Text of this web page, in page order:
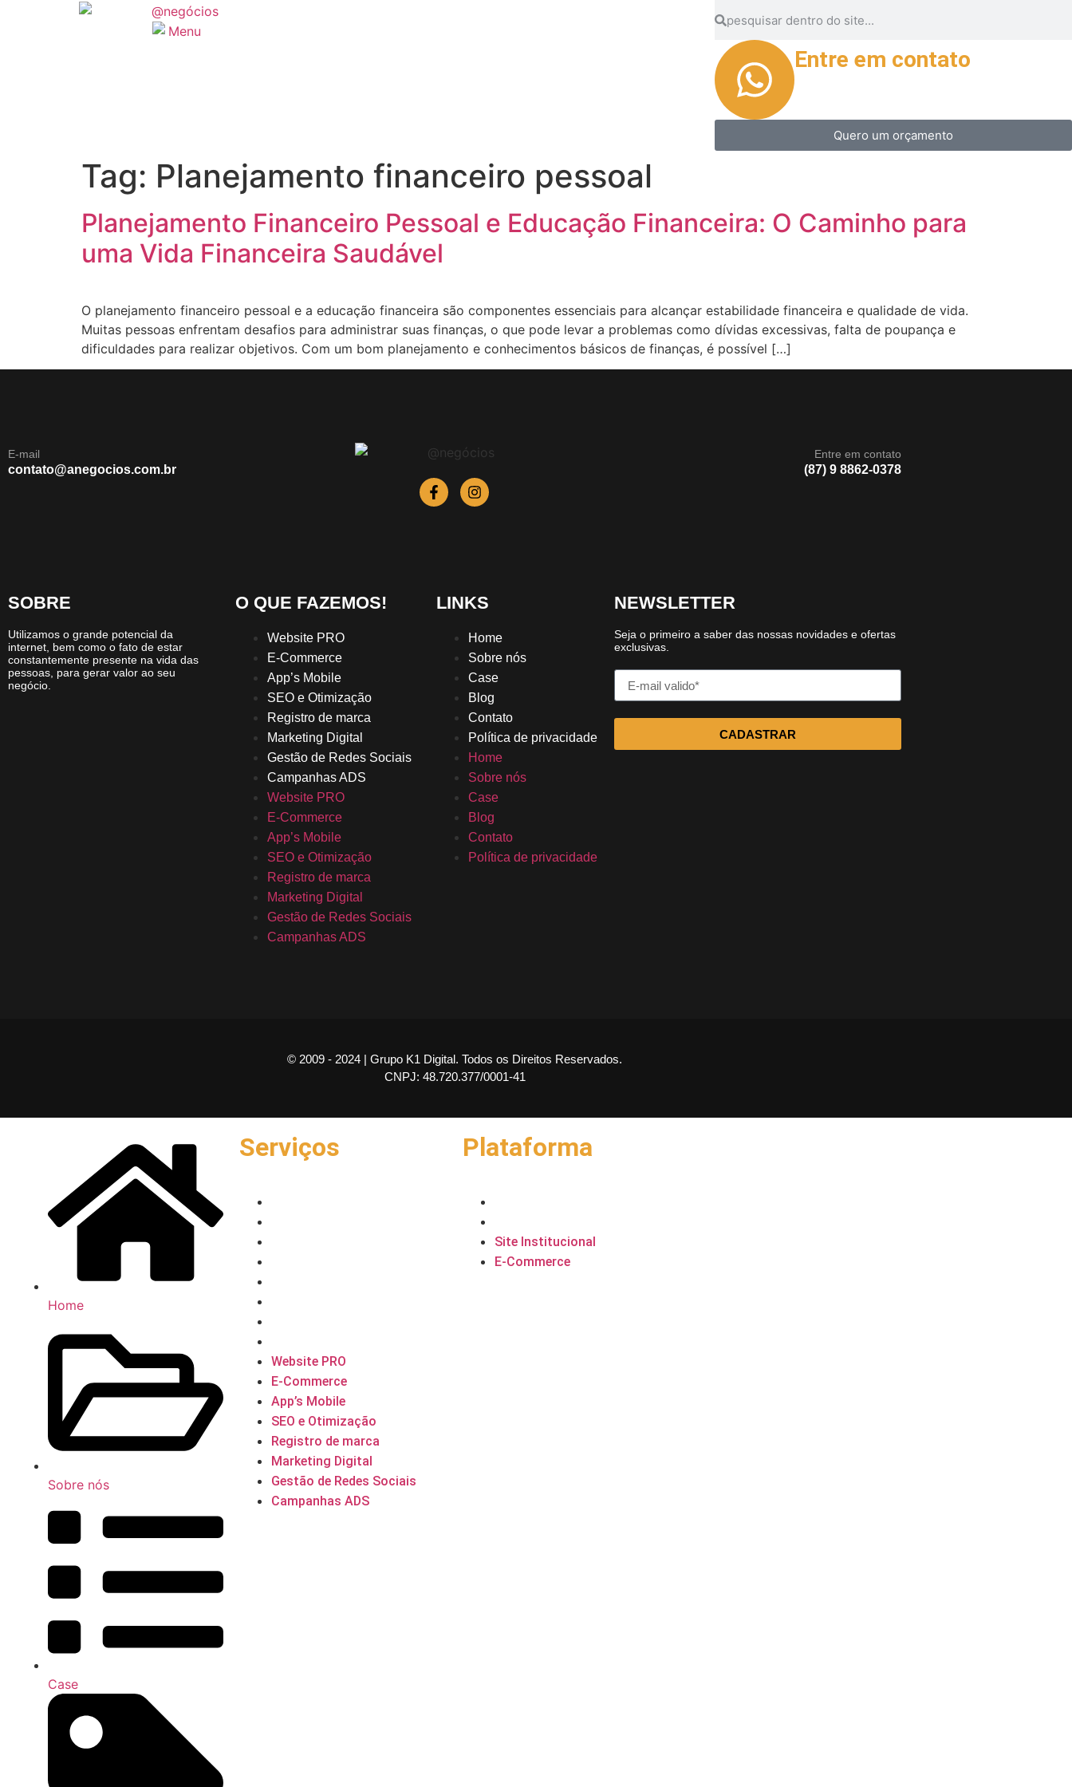
Entre em contato
Quero um orçamento
Tag: Planejamento financeiro pessoal
Planejamento Financeiro Pessoal e Educação Financeira: O Caminho para
uma Vida Financeira Saudável
O planejamento financeiro pessoal e a educação financeira são componentes essenciais para alcançar estabilidade financeira e qualidade de vida.
Muitas pessoas enfrentam desafios para administrar suas finanças, o que pode levar a problemas como dívidas excessivas, falta de poupança e
dificuldades para realizar objetivos. Com um bom planejamento e conhecimentos básicos de finanças, é possível […]
E-mail
contato@anegocios.com.br
Entre em contato
(87) 9 8862-0378
SOBRE
Utilizamos o grande potencial da
internet, bem como o fato de estar
constantemente presente na vida das
pessoas, para gerar valor ao seu
negócio.
O QUE FAZEMOS!
Website PRO
E-Commerce
App’s Mobile
SEO e Otimização
Registro de marca
Marketing Digital
Gestão de Redes Sociais
Campanhas ADS
Website PRO
E-Commerce
App’s Mobile
SEO e Otimização
Registro de marca
Marketing Digital
Gestão de Redes Sociais
Campanhas ADS
LINKS
Home
Sobre nós
Case
Blog
Contato
Política de privacidade
Home
Sobre nós
Case
Blog
Contato
Política de privacidade
NEWSLETTER
Seja o primeiro a saber das nossas novidades e ofertas
exclusivas.
CADASTRAR
© 2009 - 2024 | Grupo K1 Digital. Todos os Direitos Reservados.
CNPJ: 48.720.377/0001-41
Home
Sobre nós
Case
Serviços
Website PRO
E-Commerce
App’s Mobile
SEO e Otimização
Registro de marca
Marketing Digital
Gestão de Redes Sociais
Campanhas ADS
Plataforma
Site Institucional
E-Commerce